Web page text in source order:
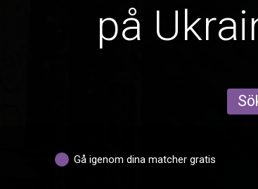
på
Gå igenom dina matcher gratis